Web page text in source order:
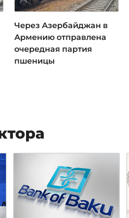
Через Азербайджан в
Армению отправлена
очередная партия
пшеницы